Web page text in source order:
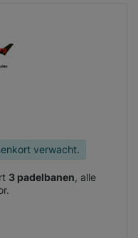
verwacht.
3 padelbanen, alle